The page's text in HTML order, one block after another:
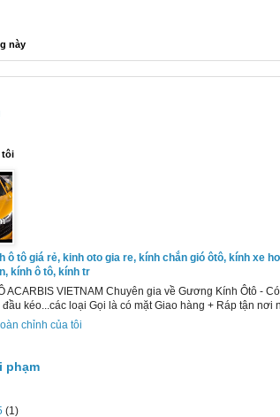
này
tôi
ô tô giá rẻ, kinh oto gia re, kính chắn gió ôtô, kính xe
kính ô tô, kính tr
ACARBIS VIETNAM Chuyên gia về Gương Kính Ôtô -
đầu kéo...các loại Gọi là có mặt Giao hàng + Ráp tận nơi
chỉnh của tôi
phạm
(1)